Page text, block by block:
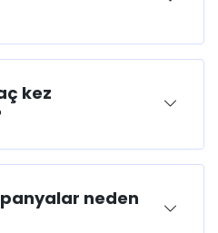
kez
neden